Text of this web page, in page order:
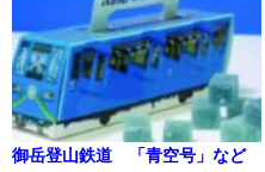
御岳登山鉄道 「青空号」など